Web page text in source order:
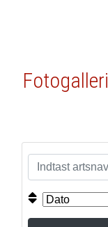
Fotogalleri